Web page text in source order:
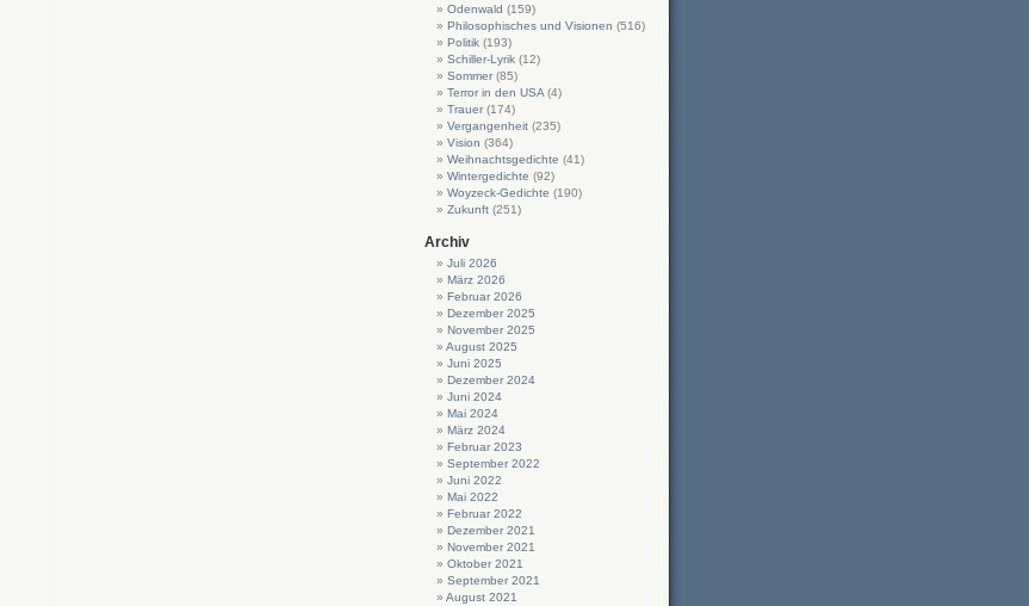
Odenwald (159)
Philosophisches und Visionen (516)
Politik (193)
Schiller-Lyrik (12)
Sommer (85)
Terror in den USA (4)
Trauer (174)
Vergangenheit (235)
Vision (364)
Weihnachtsgedichte (41)
Wintergedichte (92)
Woyzeck-Gedichte (190)
Zukunft (251)
Archiv
Juli 2026
März 2026
Februar 2026
Dezember 2025
November 2025
August 2025
Juni 2025
Dezember 2024
Juni 2024
Mai 2024
März 2024
Februar 2023
September 2022
Juni 2022
Mai 2022
Februar 2022
Dezember 2021
November 2021
Oktober 2021
September 2021
August 2021